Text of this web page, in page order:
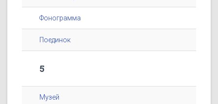
Фонограмма
Поединок
5
Музей